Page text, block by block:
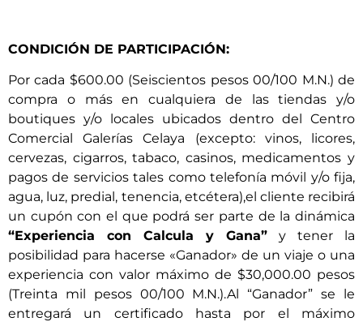
CONDICIÓN DE PARTICIPACIÓN:
Por cada $600.00 (Seiscientos pesos 00/100 M.N.) de
compra o más en cualquiera de las tiendas y/o
boutiques y/o locales ubicados dentro del Centro
Comercial Galerías Celaya (excepto: vinos, licores,
cervezas, cigarros, tabaco, casinos, medicamentos y
pagos de servicios tales como telefonía móvil y/o fija,
agua, luz, predial, tenencia, etcétera),el cliente recibirá
un cupón con el que podrá ser parte de la dinámica
“Experiencia con Calcula y Gana” y tener la
posibilidad para hacerse «Ganador» de un viaje o una
experiencia con valor máximo de $30,000.00 pesos
(Treinta mil pesos 00/100 M.N.).Al “Ganador” se le
entregará un certificado hasta por el máximo